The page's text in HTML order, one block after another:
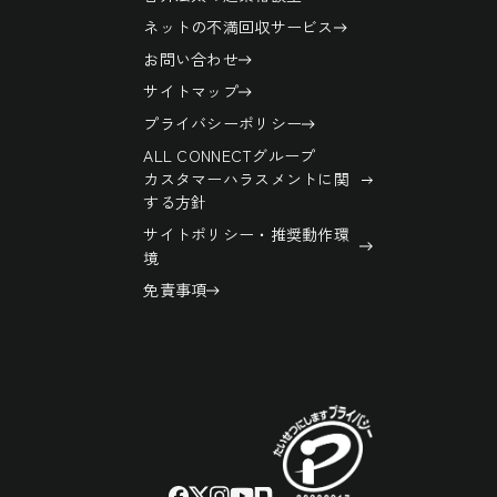
ネットの不満回収サービス
お問い合わせ
サイトマップ
プライバシーポリシー
ALL CONNECTグループ
カスタマーハラスメントに関
する方針
サイトポリシー・推奨動作環
境
免責事項